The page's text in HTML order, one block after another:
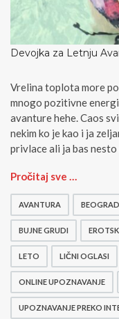
Devojka za Letnju
Vrelina toplota more
mnogo pozitivne
avanture hehe. Caos
nekim ko je kao i ja
privlace ali ja bas nesto
D
o
k
z
L
e
Pročitaj sve …
AVANTURA
BUJNE GRUDI
LETO LIČNI OGLASI
ONLINE UPOZNAVANJE
UPOZNAVANJE PREKO